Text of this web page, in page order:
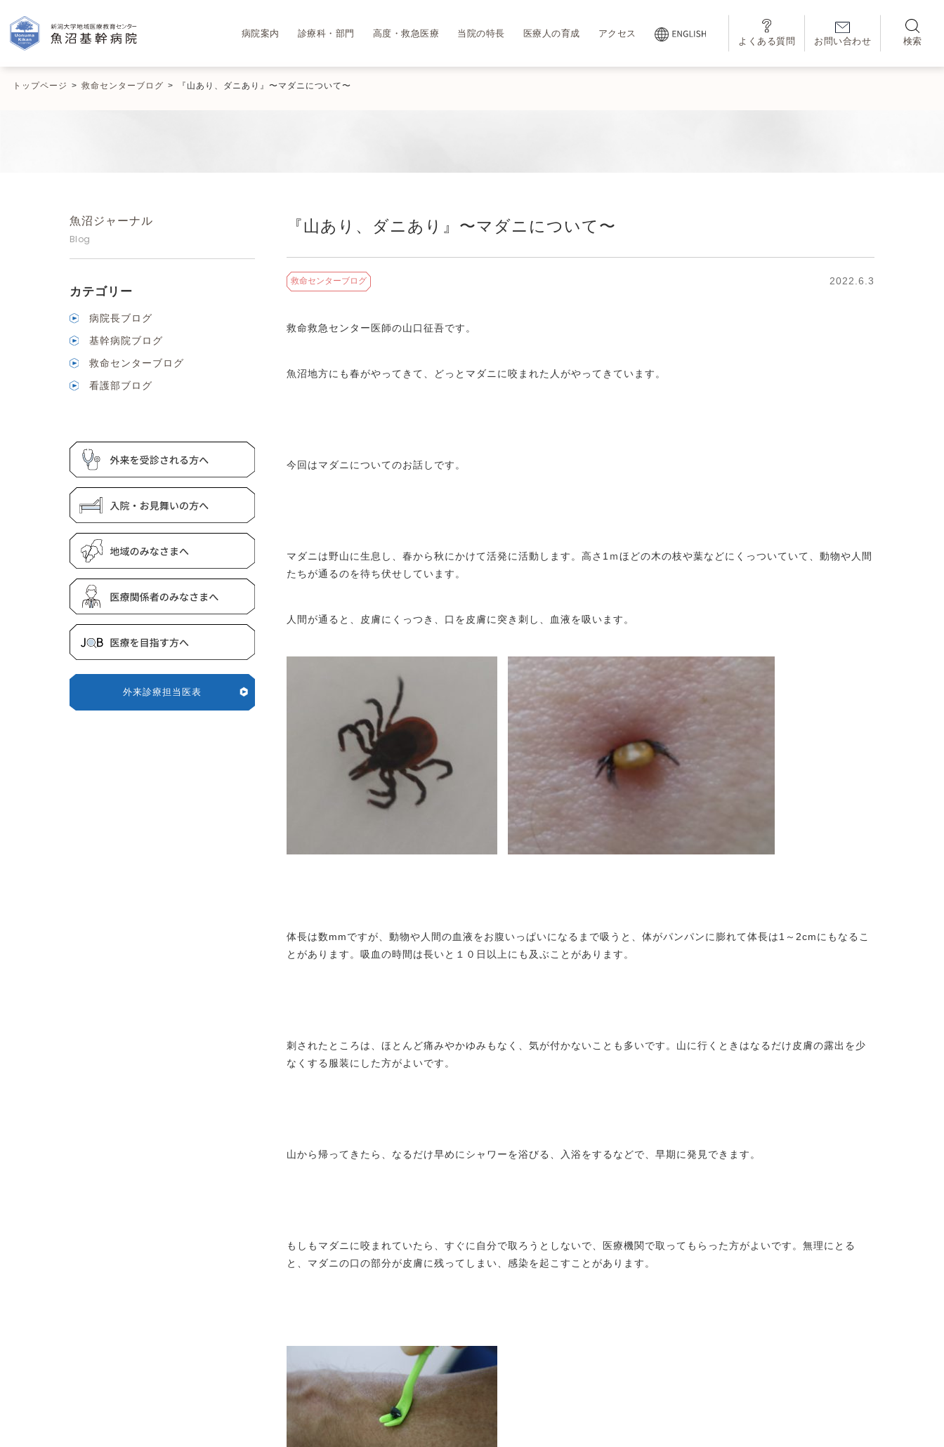
病院案内 診療科・部門 高度・救急医療 当院の特長 医療人の育成 アクセス
よくある質問 お問い合わせ 検索
トップページ > 救命センターブログ > 『山あり、ダニあり』〜マダニについて〜
魚沼ジャーナル
Blog
カテゴリー
病院長ブログ
基幹病院ブログ
救命センターブログ
看護部ブログ
外来診療担当医表
『山あり、ダニあり』〜マダニについて〜
救命センターブログ 2022.6.3
救命救急センター医師の山口征吾です。
魚沼地方にも春がやってきて、どっとマダニに咬まれた人がやってきています。
今回はマダニについてのお話しです。
マダニは野山に生息し、春から秋にかけて活発に活動します。高さ1ｍほどの木の枝や葉などにくっついていて、動物や人間
たちが通るのを待ち伏せしています。
人間が通ると、皮膚にくっつき、口を皮膚に突き刺し、血液を吸います。
体長は数mmですが、動物や人間の血液をお腹いっぱいになるまで吸うと、体がパンパンに膨れて体長は1～2cmにもなるこ
とがあります。吸血の時間は長いと１０日以上にも及ぶことがあります。
刺されたところは、ほとんど痛みやかゆみもなく、気が付かないことも多いです。山に行くときはなるだけ皮膚の露出を少
なくする服装にした方がよいです。
山から帰ってきたら、なるだけ早めにシャワーを浴びる、入浴をするなどで、早期に発見できます。
もしもマダニに咬まれていたら、すぐに自分で取ろうとしないで、医療機関で取ってもらった方がよいです。無理にとる
と、マダニの口の部分が皮膚に残ってしまい、感染を起こすことがあります。